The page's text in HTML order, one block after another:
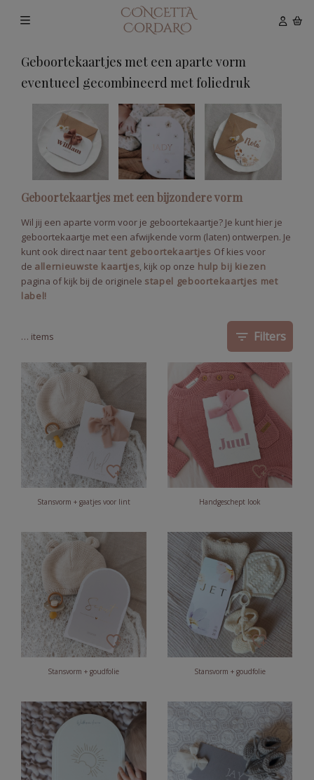
Geboortekaartjes met een aparte vorm
eventueel gecombineerd met foliedruk
Geboortekaartjes met een bijzondere vorm
Wil jij een aparte vorm voor je geboortekaartje? Je kunt hier je
geboortekaartje met een afwijkende vorm (laten) ontwerpen. Je
kunt ook direct naartent geboortekaartjes Of kies voor
de allernieuwste kaartjes, kijk op onze hulp bij kiezen
pagina of kijk bij de originele stapel geboortekaartjes met
label!
… items Filters
Stansvorm + gaatjes voor lint Handgeschept look
Stansvorm + goudfolie Stansvorm + goudfolie